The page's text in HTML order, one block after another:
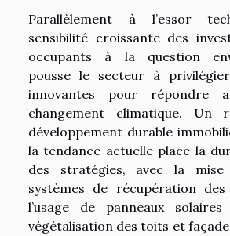
Parallèlement à l’essor
sensibilité croissante des
occupants à la question
pousse le secteur à
innovantes pour répondre
changement climatique. Un
développement durable
la tendance actuelle place la
des stratégies, avec la
systèmes de récupération
l’usage de panneaux
végétalisation des toits et